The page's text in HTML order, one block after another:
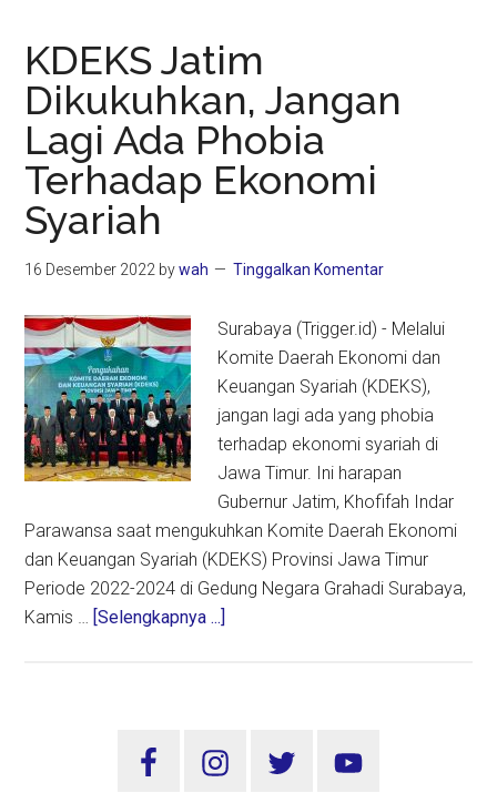
KDEKS Jatim
Dikukuhkan, Jangan
Lagi Ada Phobia
Terhadap Ekonomi
Syariah
16 Desember 2022 bywah Tinggalkan Komentar
Surabaya (Trigger.id) - Melalui
Komite Daerah Ekonomi dan
Keuangan Syariah (KDEKS),
jangan lagi ada yang phobia
terhadap ekonomi syariah di
Jawa Timur. Ini harapan
Gubernur Jatim, Khofifah Indar
Parawansa saat mengukuhkan Komite Daerah Ekonomi
dan Keuangan Syariah (KDEKS) Provinsi Jawa Timur
Periode 2022-2024 di Gedung Negara Grahadi Surabaya,
Kamis … [Selengkapnya ...]
Lagi
Sidebar